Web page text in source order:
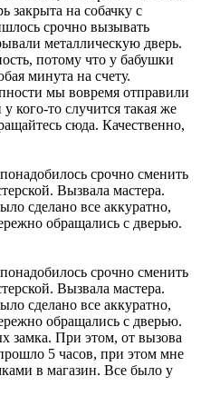
закрыта на собачку с
срочно вызывать
металлическую дверь.
потому что у бабушки
минута на счету.
мы вовремя отправили
кого-то случится такая же
сюда. Качественно,
срочно сменить
Вызвала мастера.
сделано все аккуратно,
обращались с дверью.
срочно сменить
Вызвала мастера.
сделано все аккуратно,
обращались с дверью.
замка. При этом, от вызова
5 часов, при этом мне
в магазин. Все было у